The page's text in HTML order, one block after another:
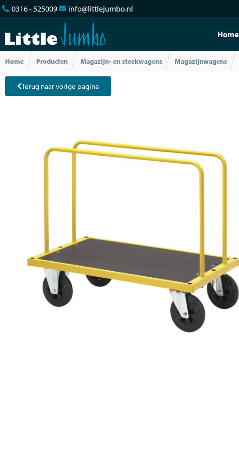
0316 - 525009 info@littlejumbo.nl
Home
Home Producten Magazijn- en steekwagens Magazijnwagens
Terug naar vorige pagina